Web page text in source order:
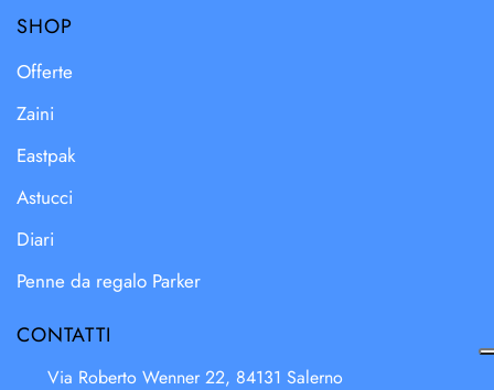
SHOP
Offerte
Zaini
Eastpak
Astucci
Diari
Penne da regalo Parker
CONTATTI
Via Roberto Wenner 22, 84131 Salerno